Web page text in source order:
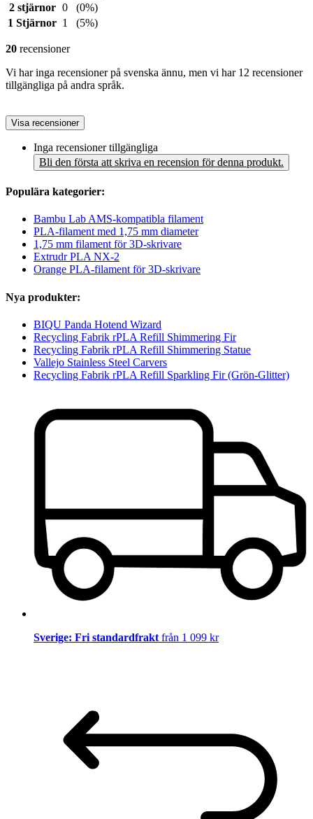
2 stjärnor 0
(0%)
1 Stjärnor 1 (5%)
20 recensioner
Vi har inga recensioner på svenska ännu, men vi har 12 recensioner
tillgängliga på andra språk.
Visa recensioner
Inga recensioner tillgängliga
Bli den första att skriva en recension för denna produkt.
Populära kategorier:
Bambu Lab AMS-kompatibla filament
PLA-filament med 1,75 mm diameter
1,75 mm filament för 3D-skrivare
Extrudr PLA NX-2
Orange PLA-filament för 3D-skrivare
Nya produkter:
BIQU Panda Hotend Wizard
Recycling Fabrik rPLA Refill Shimmering Fir
Recycling Fabrik rPLA Refill Shimmering Statue
Vallejo Stainless Steel Carvers
Recycling Fabrik rPLA Refill Sparkling Fir (Grön-Glitter)
Sverige: Fri standardfrakt från 1 099 kr